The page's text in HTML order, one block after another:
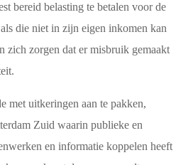
bereid belasting te betalen voor de
die niet in zijn eigen inkomen kan
zich zorgen dat er misbruik gemaakt
met uitkeringen aan te pakken,
Zuid waarin publieke en
en informatie koppelen heeft